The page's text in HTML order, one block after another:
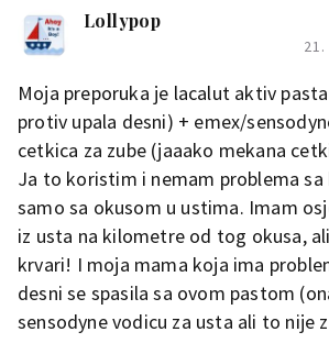
Lollypop
Moja preporuka je lacalut aktiv
protiv upala desni) + emex/
cetkica za zube (jaaako mekana
Ja to koristim i nemam problema sa
samo sa okusom u ustima. Imam
iz usta na kilometre od tog okusa,
krvari! I moja mama koja ima
desni se spasila sa ovom pastom
sensodyne vodicu za usta ali to nije